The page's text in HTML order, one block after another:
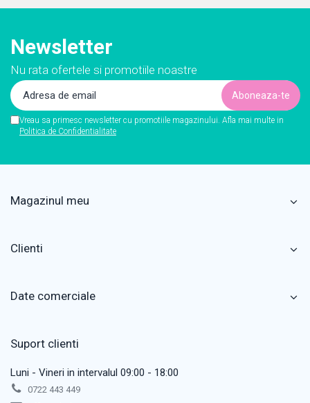
Newsletter
Nu rata ofertele si promotiile noastre
Vreau sa primesc newsletter cu promotiile magazinului. Afla mai multe in
Politica de Confidentialitate
Magazinul meu
Clienti
Date comerciale
Suport clienti
Luni - Vineri in intervalul 09:00 - 18:00
0722 443 449